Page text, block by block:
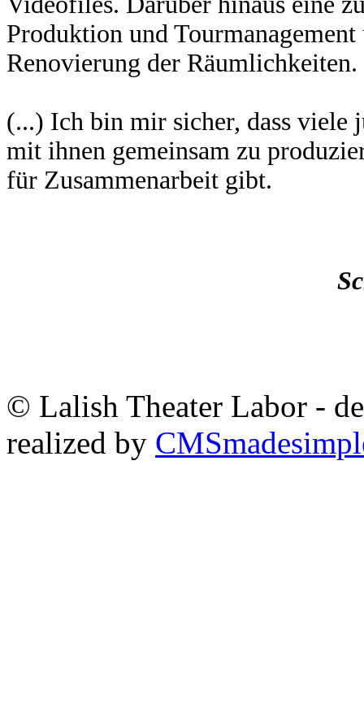
Produktion und
Renovierung der Räumlichkeiten.
(...) Ich bin mir sicher, dass viele
mit ihnen gemeinsam zu
für Zusammenarbeit gibt.
© Lalish Theater Labor -
realized by